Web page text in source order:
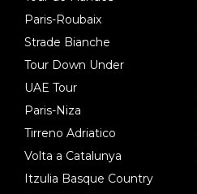
Paris-Roubaix
Strade Bianche
Tour Down Under
UAE Tour
Paris-Niza
Tirreno Adriatico
Volta a Catalunya
Itzulia Basque Country